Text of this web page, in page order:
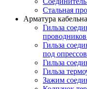
Стальная
Арматура
Гильза
Гильза
под
Гильза
Гильза
Зажим